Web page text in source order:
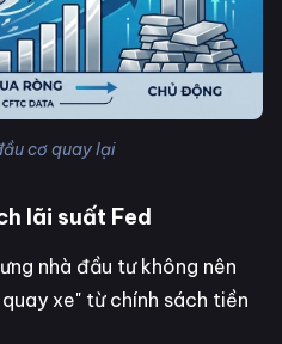
cơ quay lại
lãi suất Fed
nhà đầu tư không nên
xe" từ chính sách tiền